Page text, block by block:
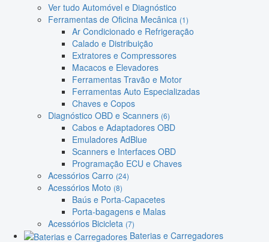
Ver tudo Automóvel e Diagnóstico
Ferramentas de Oficina Mecânica (1)
Ar Condicionado e Refrigeração
Calado e Distribuição
Extratores e Compressores
Macacos e Elevadores
Ferramentas Travão e Motor
Ferramentas Auto Especializadas
Chaves e Copos
Diagnóstico OBD e Scanners (6)
Cabos e Adaptadores OBD
Emuladores AdBlue
Scanners e Interfaces OBD
Programação ECU e Chaves
Acessórios Carro (24)
Acessórios Moto (8)
Baús e Porta-Capacetes
Porta-bagagens e Malas
Acessórios Bicicleta (7)
Baterias e Carregadores